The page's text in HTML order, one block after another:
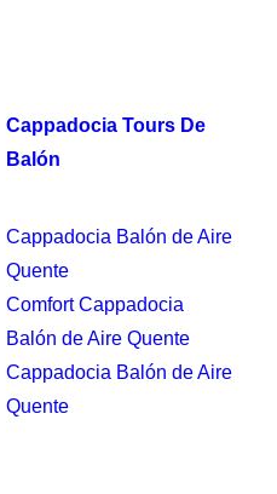
Cappadocia Tours De
Balón
Cappadocia Balón de Aire
Quente
Comfort Cappadocia
Balón de Aire Quente
Cappadocia Balón de Aire
Quente